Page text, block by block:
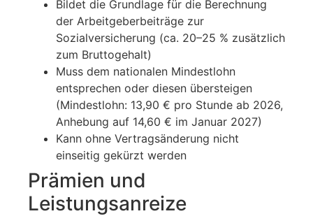
Bildet die Grundlage für die Berechnung
der Arbeitgeberbeiträge zur
Sozialversicherung (ca. 20–25 % zusätzlich
zum Bruttogehalt)
Muss dem nationalen Mindestlohn
entsprechen oder diesen übersteigen
(Mindestlohn: 13,90 € pro Stunde ab 2026,
Anhebung auf 14,60 € im Januar 2027)
Kann ohne Vertragsänderung nicht
einseitig gekürzt werden
Prämien und
Leistungsanreize